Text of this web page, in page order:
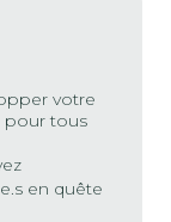
votre
pour tous
en quête